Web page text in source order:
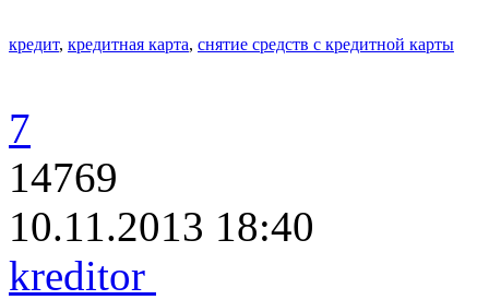
кредит, кредитная карта, снятие средств с кредитной карты
7
14769
10.11.2013 18:40
kreditor